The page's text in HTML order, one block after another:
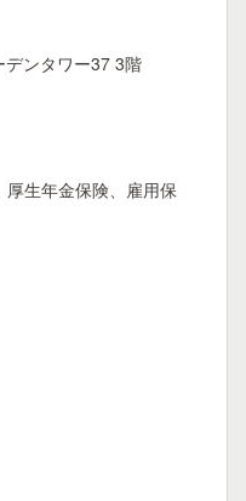
ンタワー37 3階
生年金保険、雇用保